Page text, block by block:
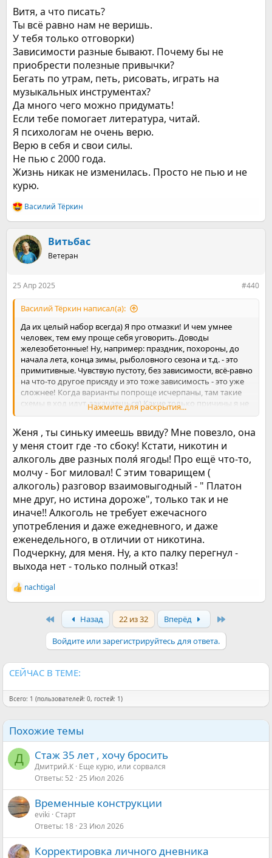
Пасху замазался. Развёл 1:1 с черничным вареньем и
выпил. Спасибо БАМу, научил, как пользоваться алкоголем
без относительного вреда для здоровья!
Так вот, а что хотел сказать и забыл? Мысли несутся, как
ураган, только успевай не потерять смы́сл.
Ладно, скажу своё отношение к алкоголю. Не смотря на
лошадиную дозу выпитого, остался независимым, считаю,
выпивать можно, но не всем! У кого проблемы со
здоровьем или с психикой, даже опасно!
Ребята, вот вы " сказки" пишите про других, значит свои
проблемы решены? Ведь мы в вертуальном режиме, порой
первому встречному расскажешь больше, чем...?
Спасибо за внимание!
Витя, а что писать?
Ты всё равно нам не веришь.
У тебя только отговорки)
Зависимости разные бывают. Почему бы не
приобрести полезные привычки?
Бегать по утрам, петь, рисовать, играть на
музыкальных инструментах?
Да много чего можно придумать!
Если тебе помогает литература, читай.
Я психологам не очень верю.
Верю в себя и свои силы.
Не пью с 2000 года.
Жизнь никак не изменилась. Просто не пью и не
курю.
Р
е
к
ц
и
Василий Тёркин
Витьбас
Ветеран
25 Апр 2025 #440
Василий Тёркин написал(а):
Да их целый набор всегда) Я про отмазки! И чем умнее
человек, тем ему проще себя уговорить. Доводы
железобетонные! Ну, например: праздник, похороны, до
начала лета, конца зимы, рыболовного сезона и т.д. - это
примитивные. Чувствую пустоту, без зависимости, всё-равно
на что-то другое присяду и это тоже зависимость - это уже
сложнее! Когда варианты попроще исчерпаны, там такие
схемы в ход идут, закачаешься) Какие только причины я не
выдумывал, чтобы дальше "газовать")
Нажмите для раскрытия...
Женя , ты синьку имеешь ввиду? Мне повезло, она
у меня стоит где -то сбоку! Кстати, никотин и
алкоголь две разных поля́ ягоды! Про ещё что-то,
молчу - Бог миловал! С этим товарищем (
алкоголь) разговор взаимовыгодный - " Платон
мне друг, но истина дороже", только так и не
иначе!! Алкоголь не требует ежечасного
употребления и даже ежедневного, и даже
еженедельного, в отличии от никотина.
Подчеркну, для меня. Ну, а кто палку перегнул -
выхода нет - только полный отказ!
Р
е
nachtigal
Назад 22 из 32 Вперёд
Войдите или зарегистрируйтесь для ответа.
СЕЙЧАС В ТЕМЕ:
Всего: 1 (пользователей: 0, гостей: 1)
Похожие темы
Д Стаж 35 лет , хочу бросить
Дмитрий.К Еще курю, или сорвался
Ответы 52 25 Июл 2026
Временные конструкции
eviki Старт
Ответы 18 23 Июл 2026
Корректировка личного дневника